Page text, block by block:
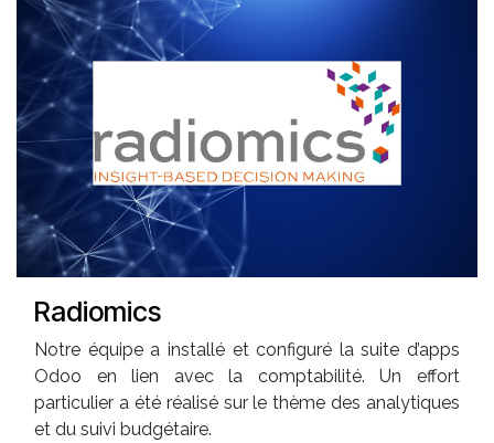
Radiomics
Notre équipe a installé et configuré la suite d’apps
Odoo en lien avec la comptabilité. Un effort
particulier a été réalisé sur le thème des analytiques
et du suivi budgétaire.